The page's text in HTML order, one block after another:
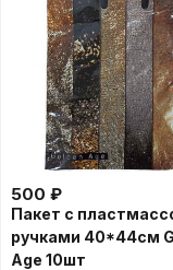
500 ₽
Пакет с
ручками 40*44см
Age 10шт